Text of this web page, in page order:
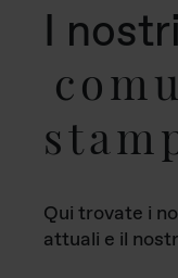
I nostri
Qui trovate i
attuali e il